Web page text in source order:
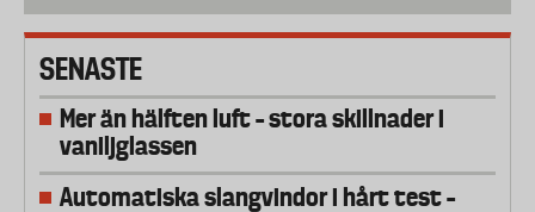
SENASTE
Mer än hälften luft – stora skillnader i
vaniljglassen
Automatiska slangvindor i hårt test –